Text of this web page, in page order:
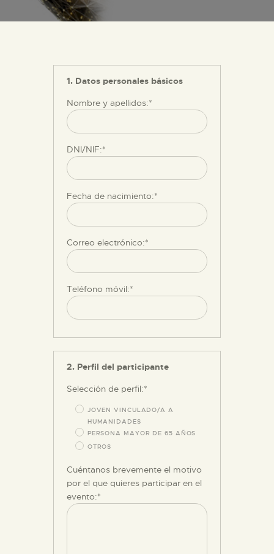
DIDÁCTICA
PREPARAR LA VISITA
ACTIVIDADES
EL MUSEO
DIDÁCTICA
1. Datos personales básicos
Nombre y apellidos:*
DNI/NIF:*
Fecha de nacimiento:*
Correo electrónico:*
Teléfono móvil:*
2. Perfil del participante
Selección de perfil:*
JOVEN VINCULADO/A A
HUMANIDADES
PERSONA MAYOR DE 65 AÑOS
OTROS
Cuéntanos brevemente el motivo
por el que quieres participar en el
evento:*